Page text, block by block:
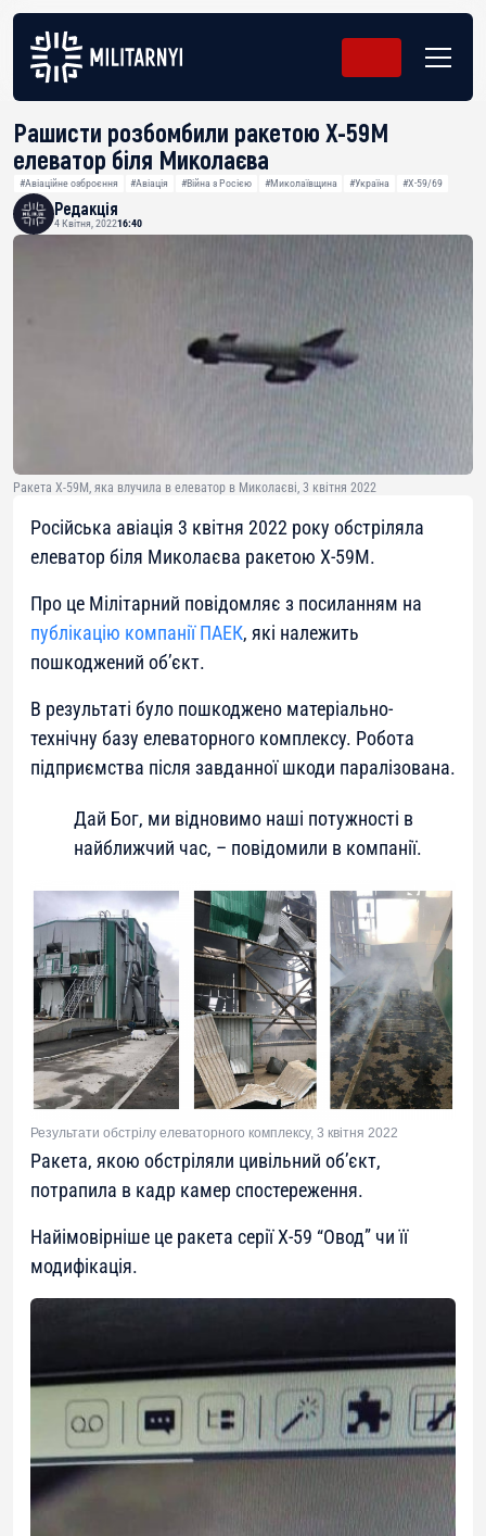
Рашисти розбомбили ракетою Х-59М
елеватор біля Миколаєва
#Авіаційне озброєння #Авіація #Війна з Росією #Миколаївщина #Україна #Х-59/69
Редакція
4 Квітня, 202216:40
Ракета Х-59М, яка влучила в елеватор в Миколаєві, 3 квітня 2022
Російська авіація 3 квітня 2022 року обстріляла
елеватор біля Миколаєва ракетою Х-59М.
Про це Мілітарний повідомляє з посиланням на
публікацію компанії ПАЕК, які належить
пошкоджений об’єкт.
В результаті було пошкоджено матеріально-
технічну базу елеваторного комплексу. Робота
підприємства після завданної шкоди паралізована.
Дай Бог, ми відновимо наші потужності в
найближчий час, – повідомили в компанії.
Результати обстрілу елеваторного комплексу, 3 квітня 2022
Ракета, якою обстріляли цивільний об’єкт,
потрапила в кадр камер спостереження.
Найімовірніше це ракета серії Х-59 “Овод” чи її
модифікація.